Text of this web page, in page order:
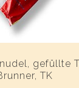
gefüllte
TK